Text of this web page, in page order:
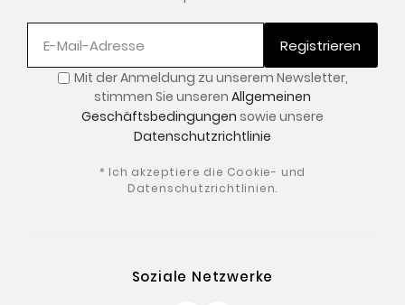
Registrieren
Mit der Anmeldung zu unserem Newsletter,
stimmen Sie unseren Allgemeinen
Geschäftsbedingungen sowie unsere
Datenschutzrichtlinie
* Ich akzeptiere die Cookie- und
Datenschutzrichtlinien.
Soziale Netzwerke